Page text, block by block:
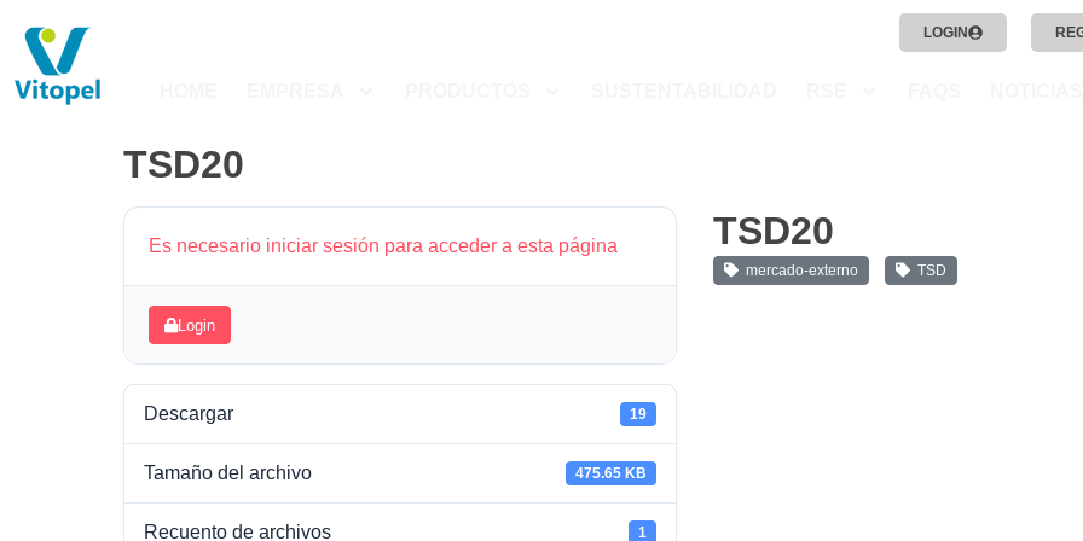
LOGIN
TSD20
Es necesario iniciar sesión para acceder a esta página
Login
Descargar 19
Tamaño del archivo 475.65 KB
Recuento de archivos 1
TSD20
mercado-externo TSD